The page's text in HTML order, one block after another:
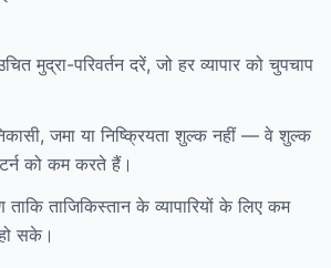
मुद्रा-परिवर्तन दरें, जो हर व्यापार को चुपचाप
जमा या निष्क्रियता शुल्क नहीं — वे शुल्क
को कम करते हैं।
ताकि ताजिकिस्तान के व्यापारियों के लिए कम
सके।